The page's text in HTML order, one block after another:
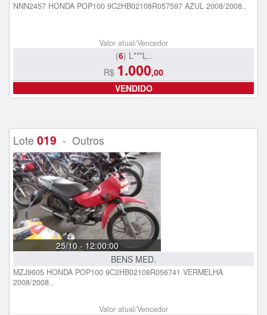
NNN2457 HONDA POP100 9C2HB02108R057597 AZUL 2008/2008..
Valor atual/Vencedor
(6) L***L..
R$ 1.000,00
VENDIDO
Lote 019 - Outros
25/10 - 12:00:00
BENS MED.
MZJ9605 HONDA POP100 9C2HB02108R056741 VERMELHA
2008/2008..
Valor atual/Vencedor